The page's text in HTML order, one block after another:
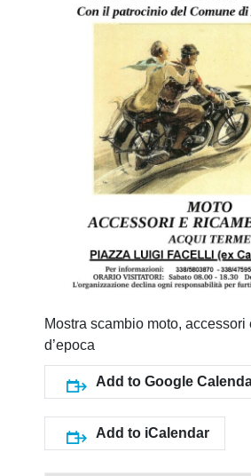
Mostra scambio moto, accessori
d’epoca
Add to Google
Add to iCalendar